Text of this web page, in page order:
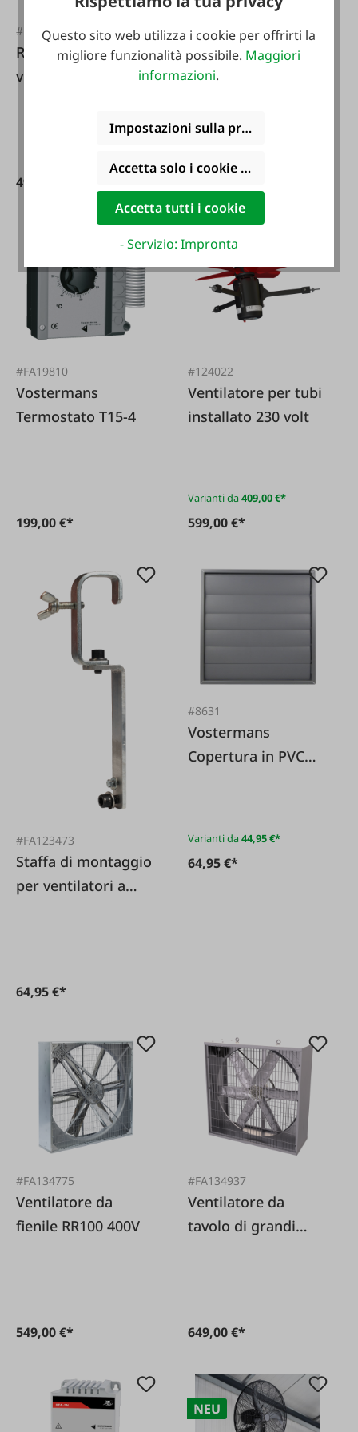
#FA133484
Regolatore di
velocità S56
499,00 €*
fine 200 cm
14,95 €*
#FA19810
Vostermans
Termostato T15-4
199,00 €*
#124022
Ventilatore per tubi
installato 230 volt
Varianti da409,00 €*
599,00 €*
#FA123473
Staffa di montaggio
per ventilatori a
64,95 €*
#8631
Vostermans
Copertura in PVC
Varianti da44,95 €*
64,95 €*
#FA134775
Ventilatore da
fienile RR100 400V
549,00 €*
#FA134937
Ventilatore da
tavolo di grandi
649,00 €*
NEU
Questo sito web utilizza i cookie per offrirti la
migliore funzionalità possibile. Maggiori
informazioni.
Impostazioni sulla privacy
Accetta solo i cookie funzionali
Accetta tutti i cookie
- Servizio: Impronta